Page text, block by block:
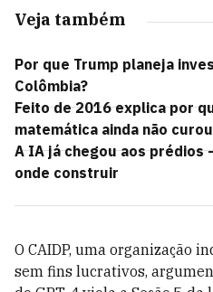
Veja também
Por que Trump planeja
Colômbia?
Feito de 2016 explica por
matemática ainda não
A IA já chegou aos prédios
onde construir
O CAIDP, uma organização
sem fins lucrativos,